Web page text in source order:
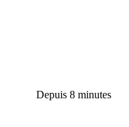
Depuis 8 minutes